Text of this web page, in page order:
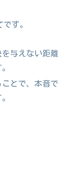
す。
与えない距離
とで、本音で